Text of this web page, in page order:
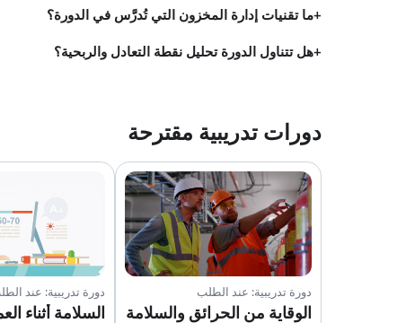
ما تقنيات إدارة المخزون التي تُدرَّس في الدورة؟
هل تتناول الدورة تحليل نقطة التعادل والربحية؟
دورات تدريبية مقترحة
دورة تدريبية: عند الطلب
الوقاية من الحرائق والسلامة
دورة تدريبية: عند
السلامة أثناء